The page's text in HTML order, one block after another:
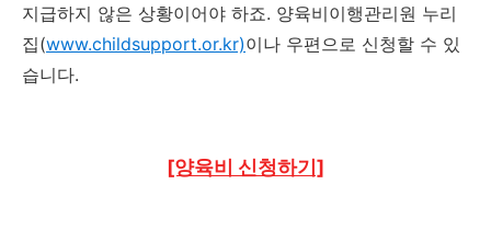
지급하지 않은 상황이어야 하죠. 양육비이행관리원 누리
집(www.childsupport.or.kr)이나 우편으로 신청할 수 있
습니다.
[양육비 신청하기]